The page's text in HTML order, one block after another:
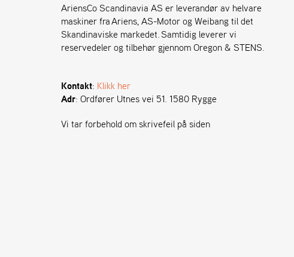
AriensCo Scandinavia AS er leverandør av helvare
maskiner fra Ariens, AS-Motor og Weibang til det
Skandinaviske markedet. Samtidig leverer vi
reservedeler og tilbehør gjennom Oregon & STENS.
Kontakt: Klikk her
Adr: Ordfører Utnes vei 51. 1580 Rygge
Vi tar forbehold om skrivefeil på siden